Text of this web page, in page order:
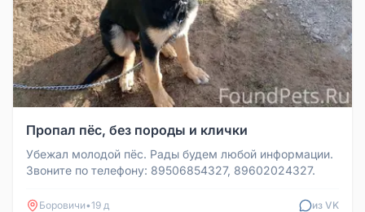
Пропал пёс, без породы и клички
Убежал молодой пёс. Рады будем любой информации.
Звоните по телефону: 89506854327, 89602024327.
Боровичи•19 д из VK